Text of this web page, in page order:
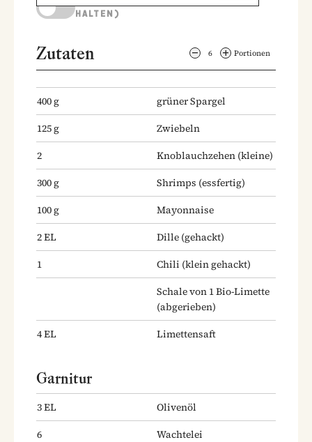
HALTEN)
Zutaten 6 Portionen
400g
grüner Spargel
125g
Zwiebeln
2
Knoblauchzehen (kleine)
300g Shrimps (essfertig)
100g
Mayonnaise
2EL Dille (gehackt)
1
Chili (klein gehackt)
Schale von 1 Bio-Limette
(abgerieben)
4EL Limettensaft
Garnitur
3EL
Olivenöl
6
Wachtelei